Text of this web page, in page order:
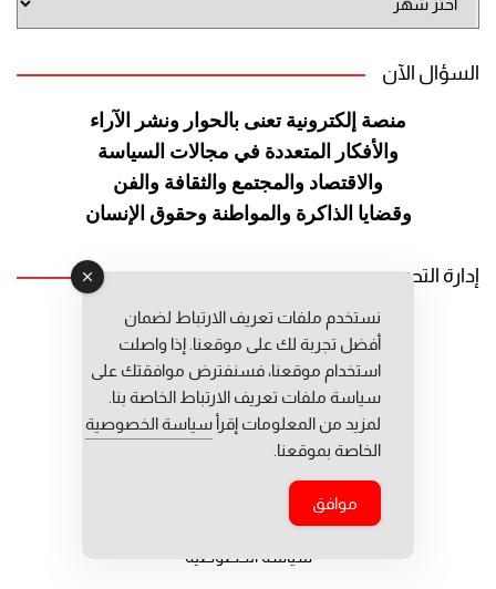
الموقع
السؤال الآن
منصة إلكترونية تعنى بالحوار ونشر الآراء
والأفكار المتعددة في مجالات السياسة
والاقتصاد والمجتمع والثقافة والفن
وقضايا الذاكرة والمواطنة وحقوق الإنسان
إدارة التحرير
رئيس التحرير: عبد الرحيم التوراني
رئيس التحرير المساعد: المعطي قبال
مديرة التحرير: فاطمة حوحو
جميع حقوق النشر محفوظة © 2026
سياسة الخصوصية
نستخدم ملفات تعريف الارتباط لضمان
أفضل تجربة لك على موقعنا. إذا واصلت
استخدام موقعنا، فسنفترض موافقتك على
سياسة ملفات تعريف الارتباط الخاصة بنا.
لمزيد من المعلومات إقرأ سياسة الخصوصية
الخاصة بموقعنا.
موافق